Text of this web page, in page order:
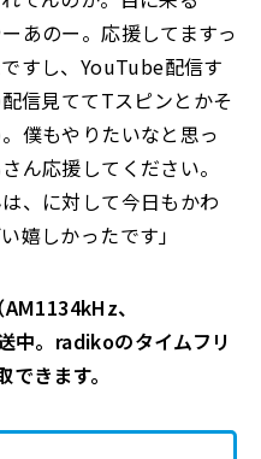
あのー。応援してますっ
すし、YouTube配信す
信見ててTスピンとかそ
僕もやりたいなと思っ
ん応援してください。
、に対して今日もかわ
嬉しかったです」
、
中。radikoのタイムフリ
きます。